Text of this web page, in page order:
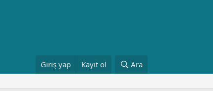
Giriş yap Kayıt ol Ara